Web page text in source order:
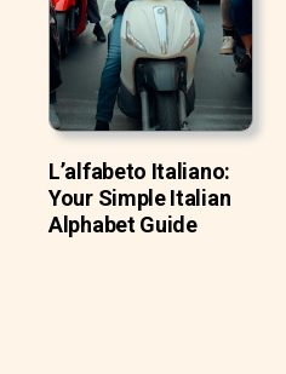
L’alfabeto Italiano:
Your Simple Italian
Alphabet Guide